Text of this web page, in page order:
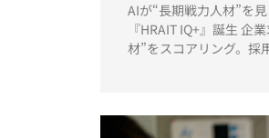
AIが“長期戦力人材”を
『HRAIT IQ+』誕生 企
材”をスコアリング。採